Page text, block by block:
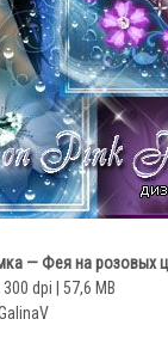
— Фея на розовых
dpi | 57,6 MB